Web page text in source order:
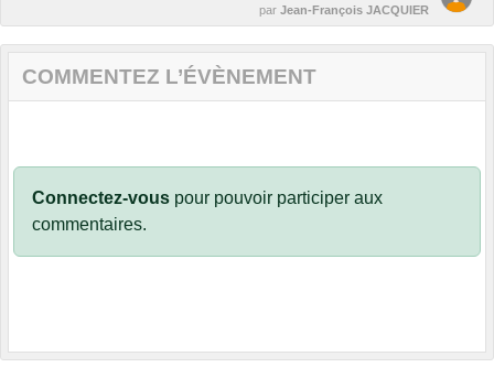
par Jean-François JACQUIER
COMMENTEZ L’ÉVÈNEMENT
Connectez-vous pour pouvoir participer aux
commentaires.